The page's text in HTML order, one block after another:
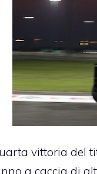
vittoria del
a caccia di